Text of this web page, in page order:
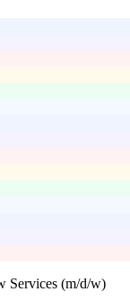
Services (m/d/w)